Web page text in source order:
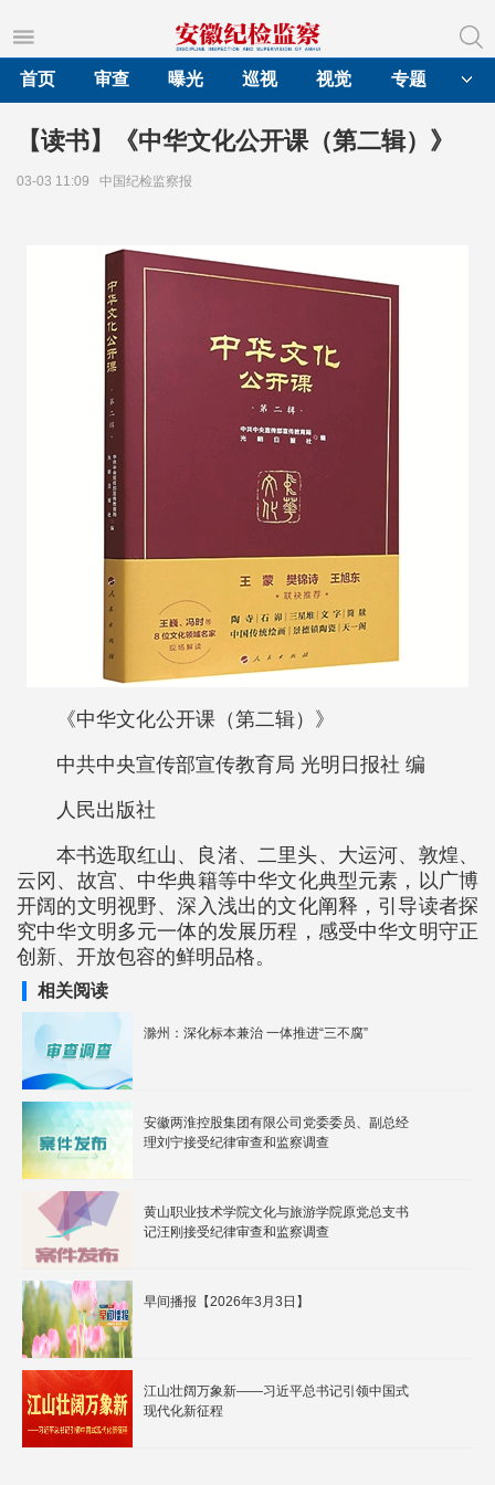
首页
审查 曝光 巡视 视觉 专题
【读书】《中华文化公开课（第二辑）》
03-03 11:09 中国纪检监察报
《中华文化公开课（第二辑）》
中共中央宣传部宣传教育局 光明日报社 编
人民出版社
本书选取红山、良渚、二里头、大运河、敦煌、
云冈、故宫、中华典籍等中华文化典型元素，以广博
开阔的文明视野、深入浅出的文化阐释，引导读者探
究中华文明多元一体的发展历程，感受中华文明守正
创新、开放包容的鲜明品格。
相关阅读
滁州：深化标本兼治 一体推进“三不腐”
安徽两淮控股集团有限公司党委委员、副总经
理刘宁接受纪律审查和监察调查
黄山职业技术学院文化与旅游学院原党总支书
记汪刚接受纪律审查和监察调查
早间播报【2026年3月3日】
江山壮阔万象新——习近平总书记引领中国式
现代化新征程